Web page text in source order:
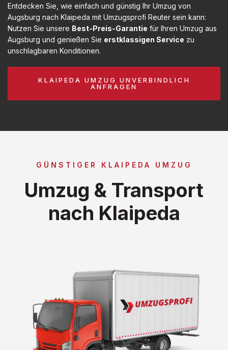
Entdecken Sie, wie einfach und günstig Ihr Umzug von
Augsburg nach Klaipeda mit Umzugsprofi Reuter sein kann:
Nutzen Sie unsere Best-Preis-Garantie für Ihren Umzug aus
Augsburg und genießen Sie erstklassigen Service zu
unschlagbaren Konditionen.
KLAIPEDA UMZUG UNVERBINDLICH
ANFRAGEN
GÜNSTIGER KLAIPEDA UMZUG
Umzug & Transport
nach Klaipeda